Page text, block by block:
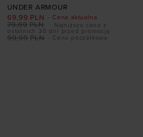
UNDER ARMOUR
- Cena aktualna
69,99 PLN
- Cena początkowa
99,99 PLN
79,99 PLN
- Najniższa cena z
ostatnich 30 dni przed promocją